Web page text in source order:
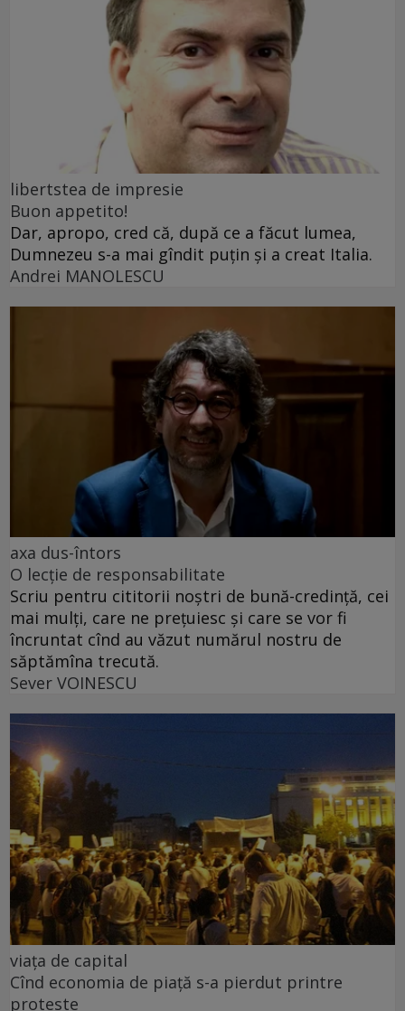
libertstea de impresie
Buon appetito!
Dar, apropo, cred că, după ce a făcut lumea,
Dumnezeu s-a mai gîndit puțin și a creat Italia.
Andrei MANOLESCU
axa dus-întors
O lecție de responsabilitate
Scriu pentru cititorii noștri de bună-credință, cei
mai mulți, care ne prețuiesc și care se vor fi
încruntat cînd au văzut numărul nostru de
săptămîna trecută.
Sever VOINESCU
viața de capital
Cînd economia de piață s-a pierdut printre
proteste